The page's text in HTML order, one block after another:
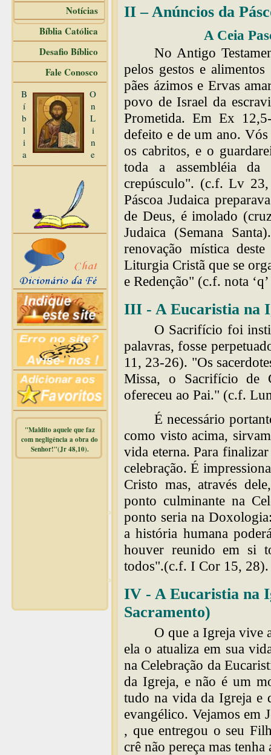
Notícias
Bíblia Católica
Desafio Bíblico
Fale Conosco
B
í
b
l
i
a
O
n
L
i
n
e
"Maldito aquele que faz
com negligência a obra do
Senhor!"(Jr 48,10).
/home/dicionar/public_html/online.php
/home/dicionar/public_html/online.php
II – Anúncios da
A Ceia
No Antigo
pelos gestos e
pães ázimos e Ervas
povo de Israel da
Prometida. Em Ex
defeito e de um ano.
os cabritos, e o
toda a assembléia
crepúsculo". (c.f. Lv
Páscoa Judaica
de Deus, é imolado
Judaica (Semana
renovação mística
Liturgia Cristã que se
e Redenção" (c.f. nota
III - A Eucaristia na
O Sacrifício foi
palavras, fosse
11, 23-26). "Os
Missa, o Sacrifício de
ofereceu ao Pai." (c.f.
É necessário
como visto acima,
vida eterna. Para
celebração. É
Cristo mas, através
ponto culminante na
ponto seria na
a história humana
houver reunido em si
todos".(c.f. I Cor 15, 28).
IV - A Eucaristia na
Sacramento)
O que a Igreja vive
ela o atualiza em sua
na Celebração da
da Igreja, e não é um
tudo na vida da Igreja e
evangélico. Vejamos em
, que entregou o seu
crê não pereça mas